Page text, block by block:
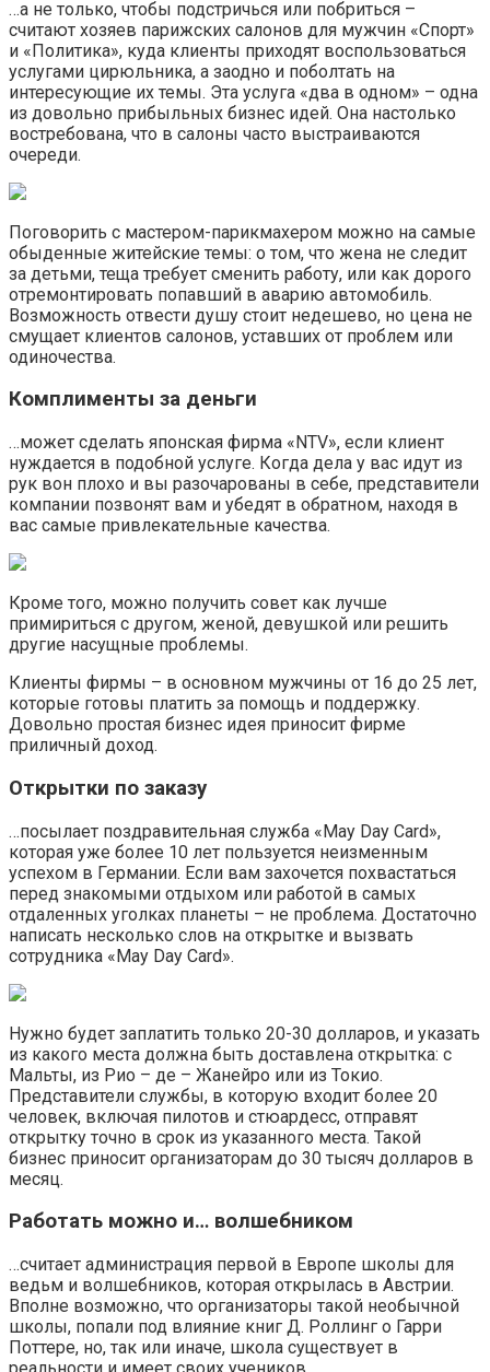
…а не только, чтобы подстричься или побриться –
считают хозяев парижских салонов для мужчин «Спорт»
и «Политика», куда клиенты приходят воспользоваться
услугами цирюльника, а заодно и поболтать на
интересующие их темы. Эта услуга «два в одном» – одна
из довольно прибыльных бизнес идей. Она настолько
востребована, что в салоны часто выстраиваются
очереди.
Поговорить с мастером-парикмахером можно на самые
обыденные житейские темы: о том, что жена не следит
за детьми, теща требует сменить работу, или как дорого
отремонтировать попавший в аварию автомобиль.
Возможность отвести душу стоит недешево, но цена не
смущает клиентов салонов, уставших от проблем или
одиночества.
Комплименты за деньги
…может сделать японская фирма «NTV», если клиент
нуждается в подобной услуге. Когда дела у вас идут из
рук вон плохо и вы разочарованы в себе, представители
компании позвонят вам и убедят в обратном, находя в
вас самые привлекательные качества.
Кроме того, можно получить совет как лучше
примириться с другом, женой, девушкой или решить
другие насущные проблемы.
Клиенты фирмы – в основном мужчины от 16 до 25 лет,
которые готовы платить за помощь и поддержку.
Довольно простая бизнес идея приносит фирме
приличный доход.
Открытки по заказу
…посылает поздравительная служба «May Day Card»,
которая уже более 10 лет пользуется неизменным
успехом в Германии. Если вам захочется похвастаться
перед знакомыми отдыхом или работой в самых
отдаленных уголках планеты – не проблема. Достаточно
написать несколько слов на открытке и вызвать
сотрудника «May Day Card».
Нужно будет заплатить только 20-30 долларов, и указать
из какого места должна быть доставлена открытка: с
Мальты, из Рио – де – Жанейро или из Токио.
Представители службы, в которую входит более 20
человек, включая пилотов и стюардесс, отправят
открытку точно в срок из указанного места. Такой
бизнес приносит организаторам до 30 тысяч долларов в
месяц.
Работать можно и… волшебником
…считает администрация первой в Европе школы для
ведьм и волшебников, которая открылась в Австрии.
Вполне возможно, что организаторы такой необычной
школы, попали под влияние книг Д. Роллинг о Гарри
Поттере, но, так или иначе, школа существует в